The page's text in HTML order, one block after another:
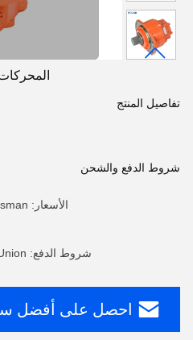
تفاصيل المنتج
شروط الدفع والشحن
الأسعار: Confirm the price with the salesman
شروط الدفع: L/C، D/A، D/P، T/T، Western Union،
احصل على أفضل